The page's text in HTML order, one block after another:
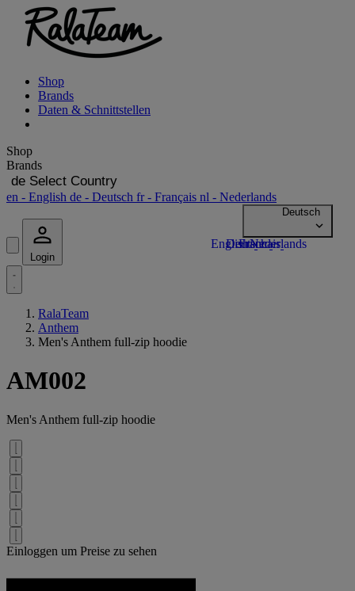
Shop
Brands
Daten & Schnittstellen
Shop
Brands
de Select Country
en - English de - Deutsch fr- Français nl - Nederlands
Login
RalaTeam
Anthem
Men's Anthem full-zip hoodie
AM002
Men's Anthem full-zip hoodie
Einloggen um Preise zu sehen